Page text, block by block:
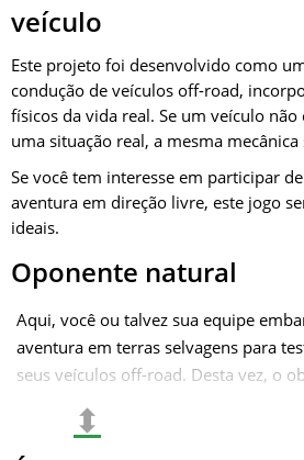
veículo
Este projeto foi desenvolvido como
condução de veículos off-road,
físicos da vida real. Se um veículo não
uma situação real, a mesma
Se você tem interesse em participar
aventura em direção livre, este jogo
ideais.
Oponente natural
Aqui, você ou talvez sua equipe
aventura em terras selvagens para
seus veículos off-road. Desta vez, o
Desfiladeiro do Trovão, conhecido
naturais imprevisíveis e terreno
⬍